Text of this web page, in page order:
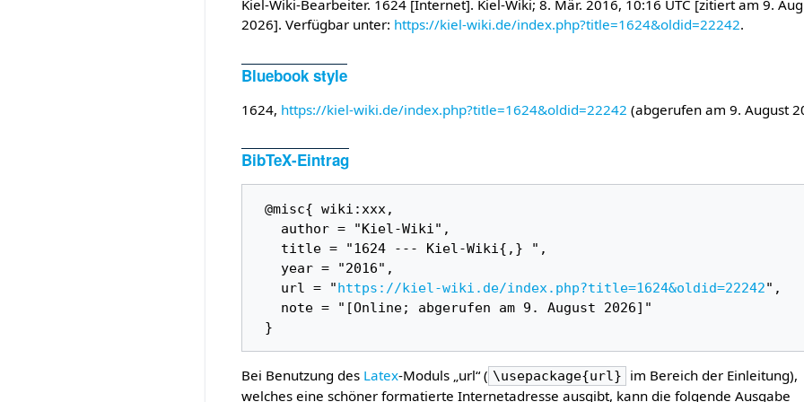
Kiel-Wiki-Bearbeiter. 1624 [Internet]. Kiel-Wiki; 8. Mär. 2016, 10:16 UTC [zitiert am 9.
2026]. Verfügbar unter: https://kiel-wiki.de/index.php?title=1624&oldid=22242.
Bluebook style
1624, https://kiel-wiki.de/index.php?title=1624&oldid=22242 (abgerufen am 9. August
BibTeX-Eintrag
   url = "
https://kiel-wiki.de/index.php?title=1624&oldid=22242",
Bei Benutzung des Latex-Moduls „url“ ( \usepackage{url}
im Bereich der Einleitung),
welches eine schöner formatierte Internetadresse ausgibt, kann die folgende Ausgabe